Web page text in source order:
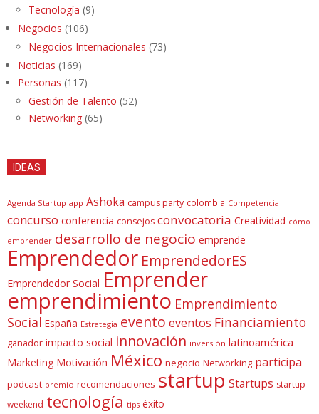
Tecnología (9)
Negocios (106)
Negocios Internacionales (73)
Noticias (169)
Personas (117)
Gestión de Talento (52)
Networking (65)
IDEAS
Agenda Startup app Ashoka campus party colombia Competencia
concurso conferencia consejos convocatoria Creatividad cómo
emprender desarrollo de negocio emprende
Emprendedor EmprendedorES
Emprendedor Social Emprender
emprendimiento Emprendimiento
Social España Estrategia evento eventos Financiamiento
ganador impacto social innovación inversión latinoamérica
Marketing Motivación México negocio Networking participa
podcast premio recomendaciones startup Startups startup
weekend tecnología tips éxito